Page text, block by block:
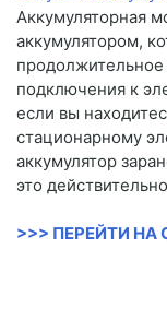
Аккумуляторная
аккумулятором,
подключения к
если вы
стационарному
аккумулятор
это
>>> ПЕРЕЙТИ